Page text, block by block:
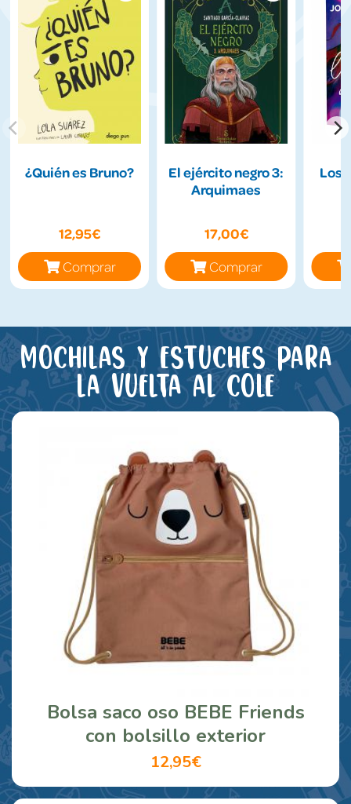
¿Quién es Bruno?
12,95€
Comprar
El ejército negro 3:
Arquimaes
17,00€
Comprar
Los
Mochilas y estuches para
la vuelta al cole
Bolsa saco oso BEBE Friends
con bolsillo exterior
12,95€